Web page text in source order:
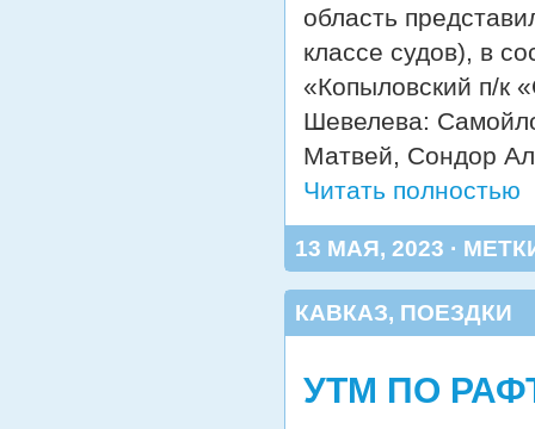
область
классе судов), в
«Копыловский п/
Шевелева:
Матвей, Сондор
Читать полностью
13 МАЯ, 2023 ·
КАВКАЗ, ПОЕЗДКИ
УТМ ПО